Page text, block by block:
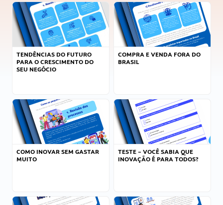
TENDÊNCIAS DO FUTURO
PARA O CRESCIMENTO DO
SEU NEGÓCIO
COMPRA E VENDA FORA DO
BRASIL
COMO INOVAR SEM GASTAR
MUITO
TESTE – VOCÊ SABIA QUE
INOVAÇÃO É PARA TODOS?